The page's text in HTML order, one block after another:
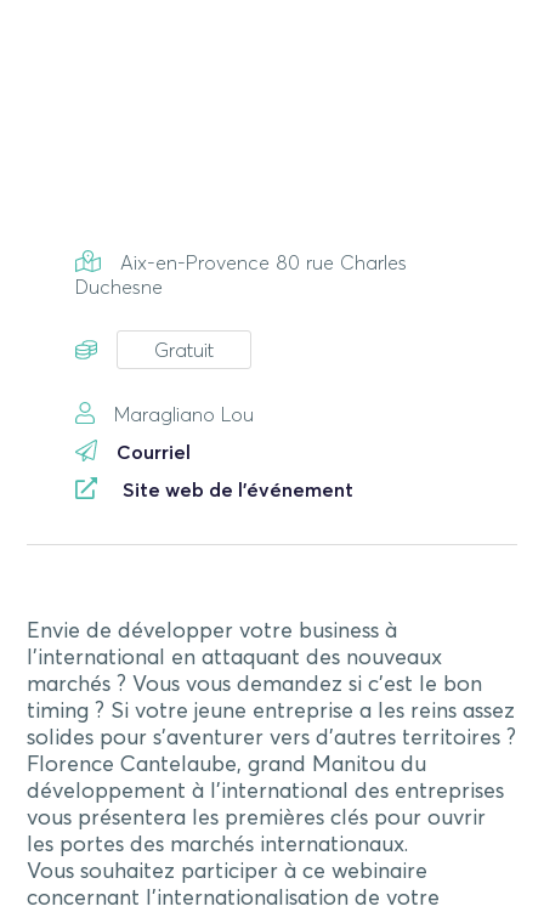
Aix-en-Provence 80 rue Charles
Duchesne
Gratuit
Maragliano Lou
Courriel
Site web de l'événement
Envie de développer votre business à
l’international en attaquant des nouveaux
marchés ? Vous vous demandez si c’est le bon
timing ? Si votre jeune entreprise a les reins assez
solides pour s’aventurer vers d’autres territoires ?
Florence Cantelaube, grand Manitou du
développement à l’international des entreprises
vous présentera les premières clés pour ouvrir
les portes des marchés internationaux.
Vous souhaitez participer à ce webinaire
concernant l’internationalisation de votre